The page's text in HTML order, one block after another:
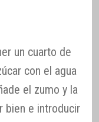
un cuarto de
con el agua
el zumo y la
bien e introducir